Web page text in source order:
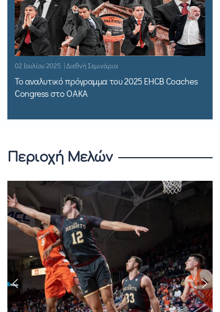
02 Ιουλίου 2025 | Διεθνή Σεμινάρια
Το αναλυτικό πρόγραμμα του 2025 EHCB Coaches
Congress στο ΟΑΚΑ
Περιοχή Μελών